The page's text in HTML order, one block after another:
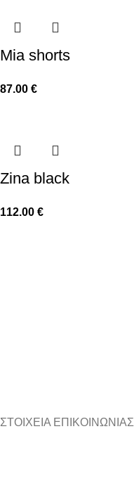
Mia shorts
87.00 €
Zina black
112.00 €
ΣΤΟΙΧΕΙΑ ΕΠΙΚΟΙΝΩΝΙΑΣ